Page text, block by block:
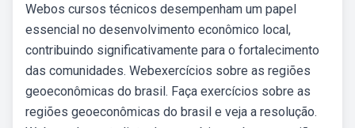
Webos cursos técnicos desempenham um papel
essencial no desenvolvimento econômico local,
contribuindo significativamente para o fortalecimento
das comunidades. Webexercícios sobre as regiões
geoeconômicas do brasil. Faça exercícios sobre as
regiões geoeconômicas do brasil e veja a resolução.